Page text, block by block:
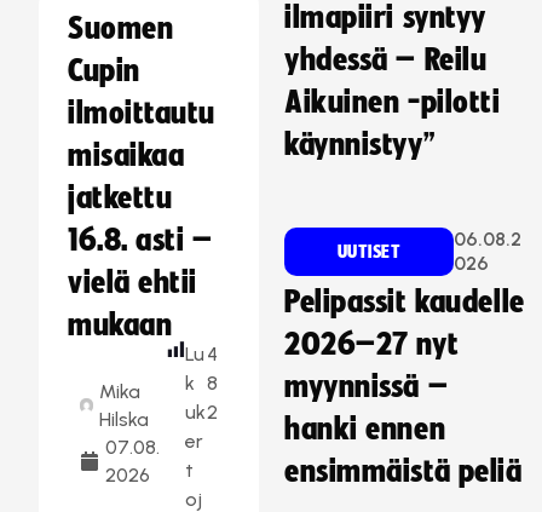
Suomen
Cupin
ilmoittautu
misaikaa
jatkettu
16.8. asti –
vielä ehtii
mukaan
Mika
Hilska
07.08.
2026
Lu
k
uk
er
t
oj
4
8
2
ilmapiiri syntyy
yhdessä – Reilu
Aikuinen -pilotti
käynnistyy”
UUTISET
06.08.2
026
Pelipassit kaudelle
2026–27 nyt
myynnissä –
hanki ennen
ensimmäistä peliä